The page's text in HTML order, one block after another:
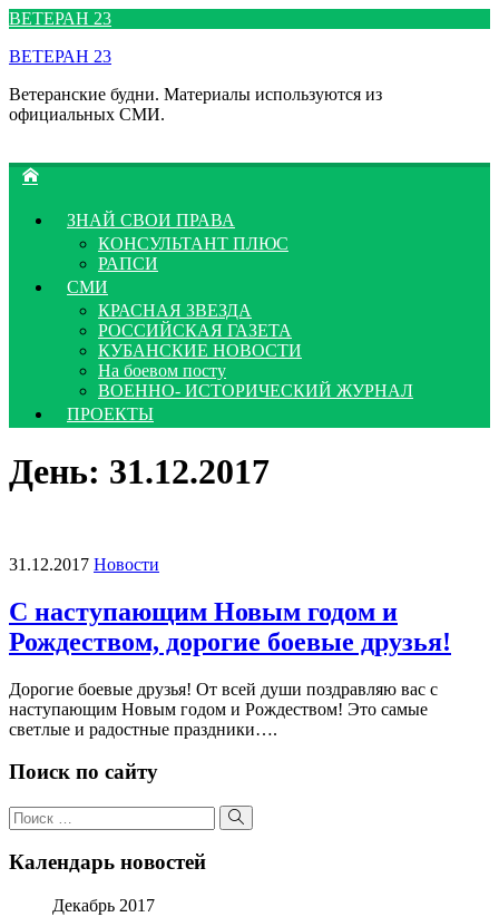
Перейти
содержимому
ВЕТЕРАН 23
ВЕТЕРАН 23
Ветеранские будни. Материалы используются из
официальных СМИ.
ЗНАЙ СВОИ ПРАВА
КОНСУЛЬТАНТ ПЛЮС
РАПСИ
СМИ
КРАСНАЯ ЗВЕЗДА
РОССИЙСКАЯ ГАЗЕТА
КУБАНСКИЕ НОВОСТИ
На боевом посту
ВОЕННО- ИСТОРИЧЕСКИЙ ЖУРНАЛ
ПРОЕКТЫ
День: 31.12.2017
31.12.2017 Новости
С наступающим Новым годом и
Рождеством, дорогие боевые друзья!
Дорогие боевые друзья! От всей души поздравляю вас с
наступающим Новым годом и Рождеством! Это самые
светлые и радостные праздники….
Поиск по сайту
Поиск
по:
Поиск
Календарь новостей
Декабрь 2017